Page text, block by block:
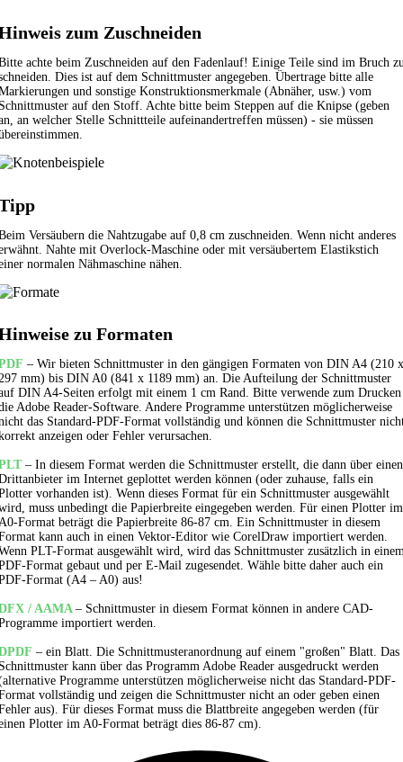
zum Zuschneiden
achte beim Zuschneiden auf den Fadenlauf! Einige Teile sind im Bruch
Dies ist auf dem Schnittmuster angegeben. Übertrage bitte alle
und sonstige Konstruktionsmerkmale (Abnäher, usw.) vom
auf den Stoff. Achte bitte beim Steppen auf die Knipse (geben
an welcher Stelle Schnittteile aufeinandertreffen müssen) - sie müssen
Versäubern die Nahtzugabe auf 0,8 cm zuschneiden. Wenn nicht anderes
Nahte mit Overlock-Maschine oder mit versäubertem Elastikstich
normalen Nähmaschine nähen.
zu Formaten
– Wir bieten Schnittmuster in den gängigen Formaten von DIN A4 (210 x
mm) bis DIN A0 (841 x 1189 mm) an. Die Aufteilung der Schnittmuster
DIN A4-Seiten erfolgt mit einem 1 cm Rand. Bitte verwende zum Drucken
Adobe Reader-Software. Andere Programme unterstützen möglicherweise
das Standard-PDF-Format vollständig und können die Schnittmuster
anzeigen oder Fehler verursachen.
– In diesem Format werden die Schnittmuster erstellt, die dann über einen
im Internet geplottet werden können (oder zuhause, falls ein
vorhanden ist). Wenn dieses Format für ein Schnittmuster ausgewählt
muss unbedingt die Papierbreite eingegeben werden. Für einen Plotter im
Format beträgt die Papierbreite 86-87 cm. Ein Schnittmuster in diesem
kann auch in einen Vektor-Editor wie CorelDraw importiert werden.
PLT-Format ausgewählt wird, wird das Schnittmuster zusätzlich in
Format gebaut und per E-Mail zugesendet. Wähle bitte daher auch ein
Format (A4 – A0) aus!
/ AAMA – Schnittmuster in diesem Format können in andere CAD-
importiert werden.
– ein Blatt. Die Schnittmusteranordnung auf einem "großen" Blatt. Das
kann über das Programm Adobe Reader ausgedruckt werden
Programme unterstützen möglicherweise nicht das Standard-PDF-
vollständig und zeigen die Schnittmuster nicht an oder geben einen
aus). Für dieses Format muss die Blattbreite angegeben werden (für
Plotter im A0-Format beträgt dies 86-87 cm).